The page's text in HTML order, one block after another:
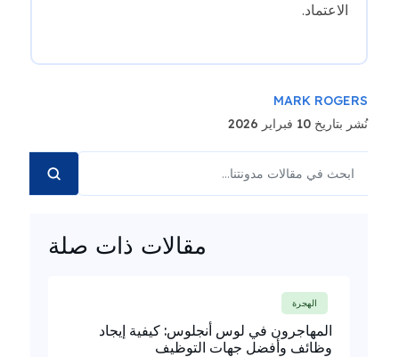
الاعتماد.
MARK ROGERS
نُشر بتاريخ 10 فبراير 2026
مقالات ذات صلة
الهجرة
المهاجرون في لوس أنجلوس: كيفية إيجاد
وظائف وأفضل جهات التوظيف